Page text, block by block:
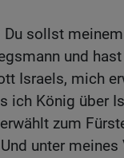
sollst
und
Israels, mich
ich König über
zum
unter meines